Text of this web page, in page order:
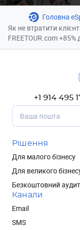
Головна
Як не втратити
FREETOUR.com +85%
+1 914 495
Рішення
Для малого бізнесу
Для великого
Безкоштовний
Канали
Email
SMS